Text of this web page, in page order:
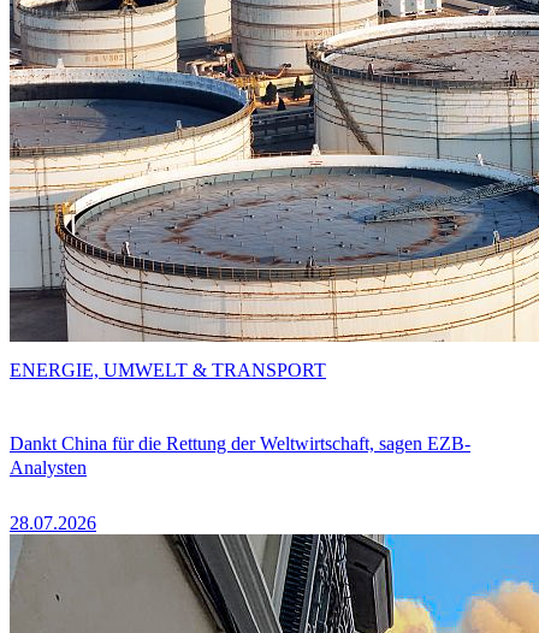
Dankt China für die Rettung der Weltwirtschaft, sagen EZB-
Analysten
28.07.2026
ENERGIE, UMWELT & TRANSPORT